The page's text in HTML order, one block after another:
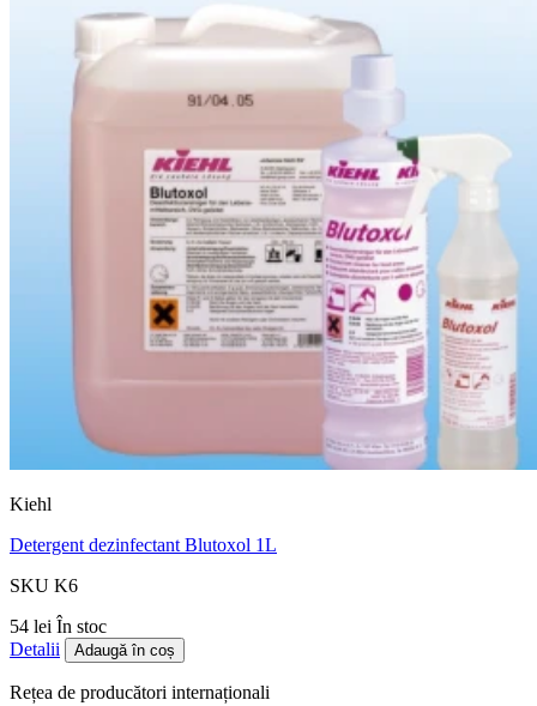
Kiehl
Detergent dezinfectant Blutoxol 1L
SKU K6
54 lei În stoc
Detalii
Adaugă în coș
Rețea de producători internaționali